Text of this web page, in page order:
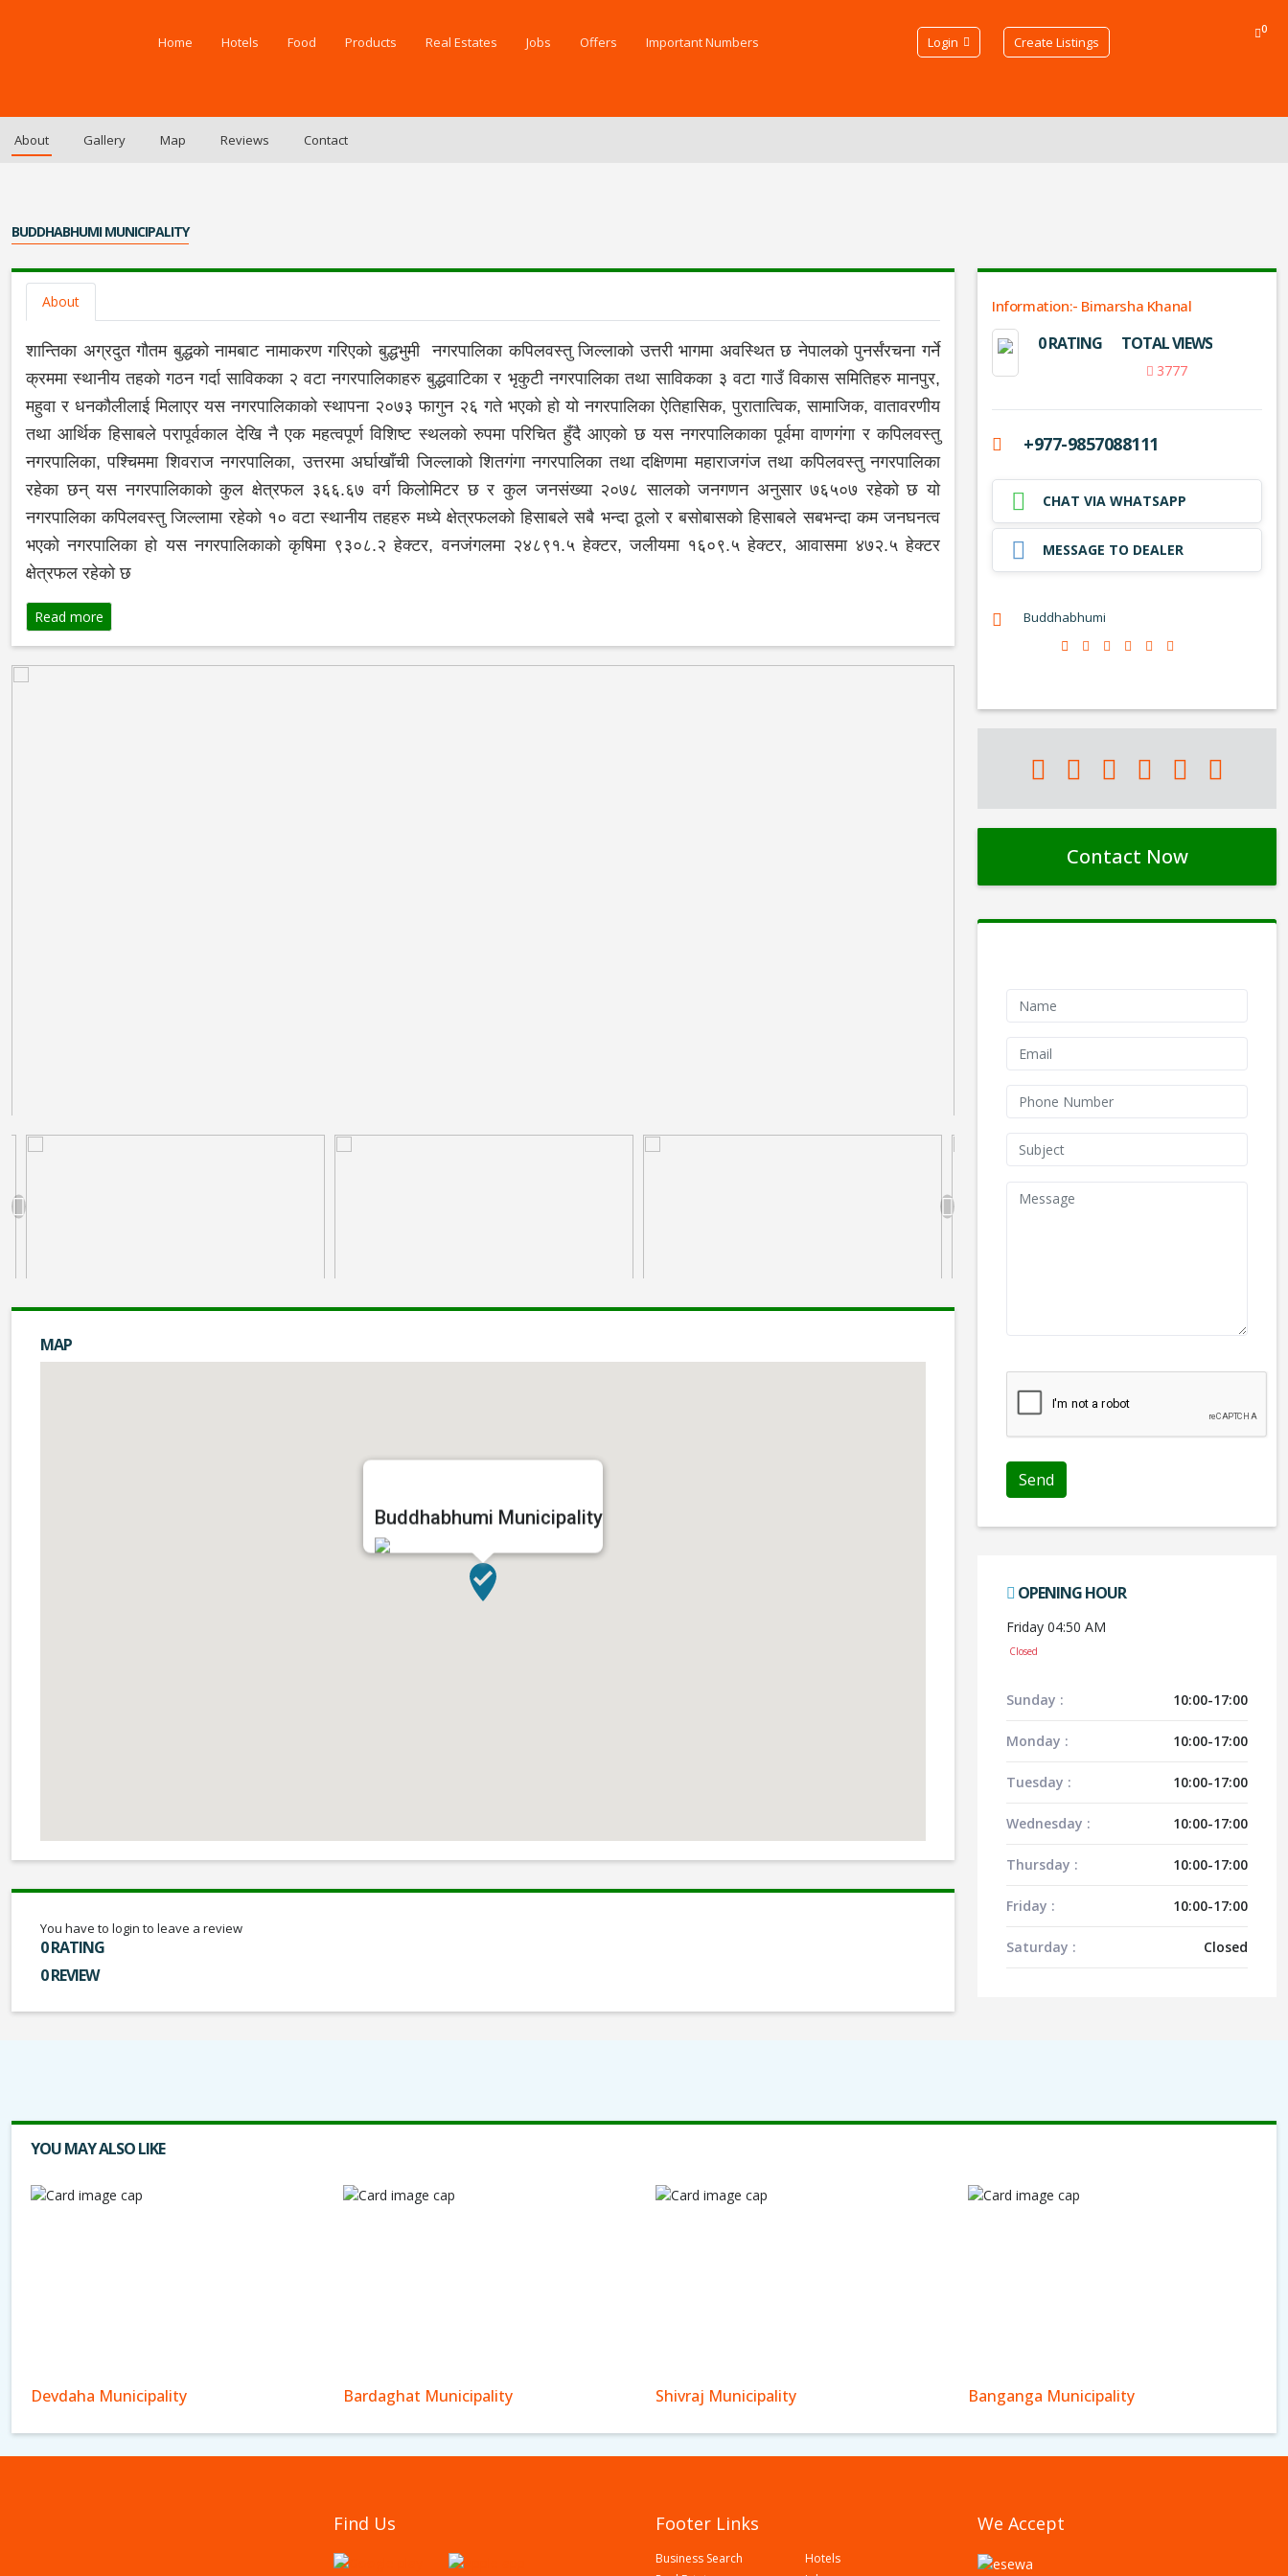
Home Hotels Food Products Real Estates Jobs Offers Important Numbers Login Create Listings
0
About Gallery Map Reviews Contact
BUDDHABHUMI MUNICIPALITY
About
शान्तिका अग्रदुत गौतम बुद्धको नामबाट नामाकरण गरिएको बुद्धभुमी नगरपालिका कपिलवस्तु जिल्लाको उत्तरी भागमा अवस्थित छ नेपालको पुनर्संरचना गर्ने
क्रममा स्थानीय तहको गठन गर्दा साविकका २ वटा नगरपालिकाहरु बुद्धवाटिका र भृकुटी नगरपालिका तथा साविकका ३ वटा गाउँ विकास समितिहरु मानपुर,
महुवा र धनकौलीलाई मिलाएर यस नगरपालिकाको स्थापना २०७३ फागुन २६ गते भएको हो यो नगरपालिका ऐतिहासिक, पुरातात्विक, सामाजिक, वातावरणीय
तथा आर्थिक हिसाबले परापूर्वकाल देखि नै एक महत्वपूर्ण विशिष्ट स्थलको रुपमा परिचित हुँदै आएको छ यस नगरपालिकाका पूर्वमा वाणगंगा र कपिलवस्तु
नगरपालिका, पश्चिममा शिवराज नगरपालिका, उत्तरमा अर्घाखाँची जिल्लाको शितगंगा नगरपालिका तथा दक्षिणमा महाराजगंज तथा कपिलवस्तु नगरपालिका
रहेका छन् यस नगरपालिकाको कुल क्षेत्रफल ३६६.६७ वर्ग किलोमिटर छ र कुल जनसंख्या २०७८ सालको जनगणन अनुसार ७६५०७ रहेको छ यो
नगरपालिका कपिलवस्तु जिल्लामा रहेको १० वटा स्थानीय तहहरु मध्ये क्षेत्रफलको हिसाबले सबै भन्दा ठूलो र बसोबासको हिसाबले सबभन्दा कम जनघनत्व
भएको नगरपालिका हो यस नगरपालिकाको कृषिमा ९३०८.२ हेक्टर, वनजंगलमा २४८९१.५ हेक्टर, जलीयमा १६०९.५ हेक्टर, आवासमा ४७२.५ हेक्टर
क्षेत्रफल रहेको छ
Read more
MAP
Buddhabhumi Municipality
You have to login to leave a review
0 RATING
0 REVIEW
Information:- Bimarsha Khanal
0 RATING TOTAL VIEWS
3777
+977-9857088111
CHAT VIA WHATSAPP
MESSAGE TO DEALER
Buddhabhumi
Contact Now
OPENING HOUR
Friday 04:50 AM
Closed
Sunday : 10:00-17:00
Monday : 10:00-17:00
Tuesday : 10:00-17:00
Wednesday : 10:00-17:00
Thursday : 10:00-17:00
Friday : 10:00-17:00
Saturday : Closed
YOU MAY ALSO LIKE
Devdaha Municipality Bardaghat Municipality Shivraj Municipality Banganga Municipality
Find Us Footer Links
Business Search
Hotels
We Accept